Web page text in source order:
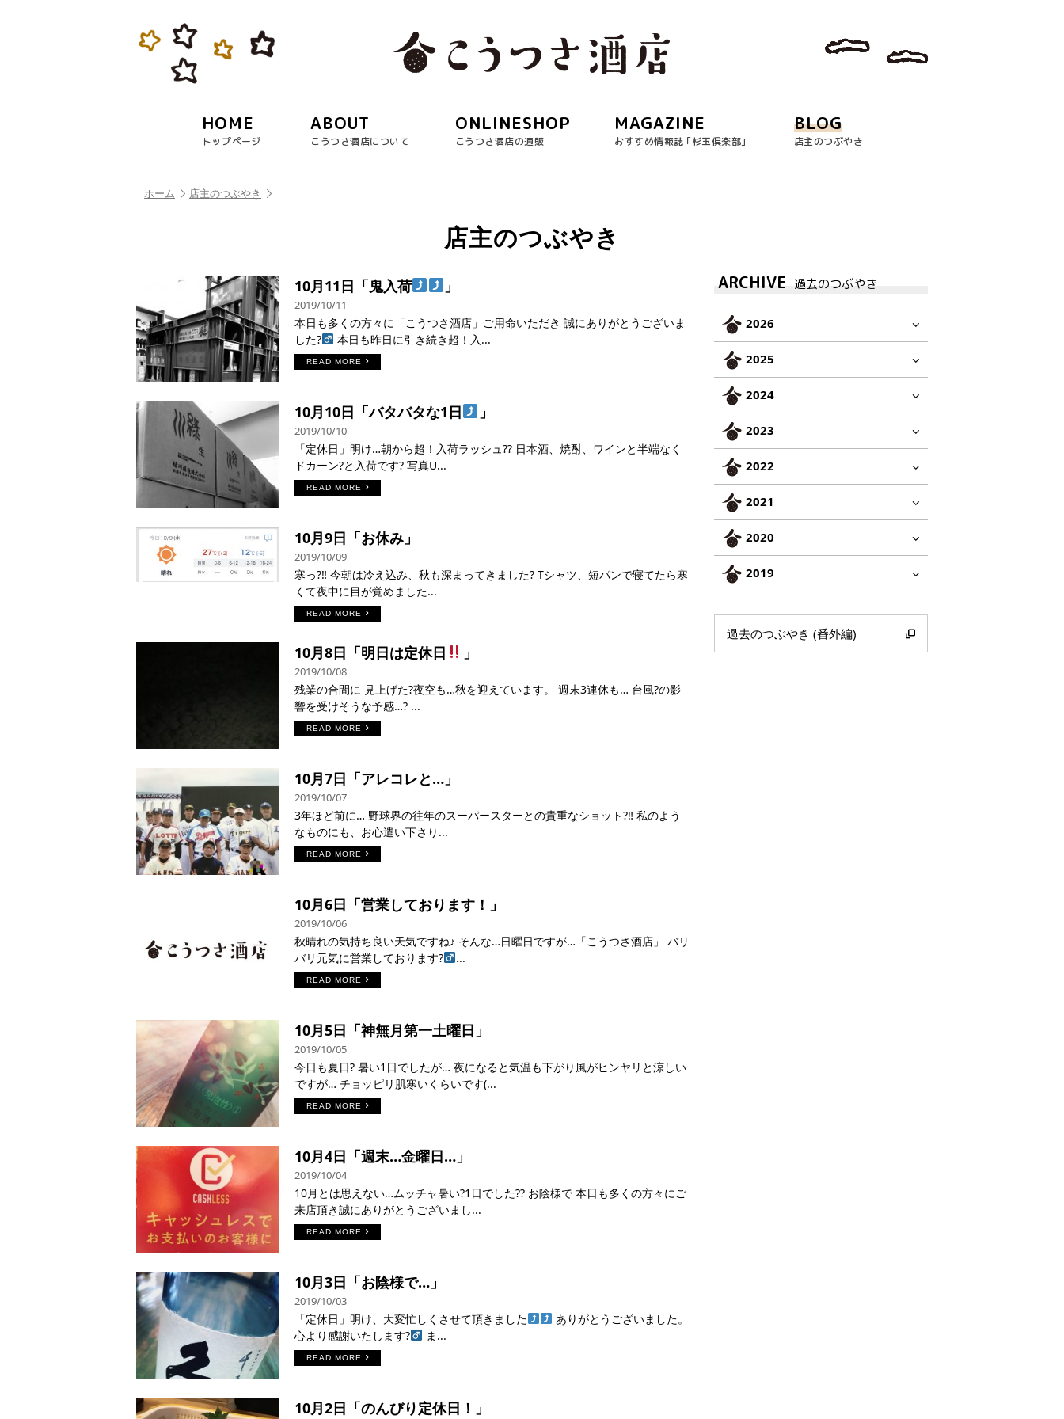
HOME
トップページ
ABOUT
こうつさ酒店について
ONLINESHOP
こうつさ酒店の通販
MAGAZINE
おすすめ情報誌 ｢杉玉倶楽部｣
BLOG
店主のつぶやき
ホーム 店主のつぶやき
店主のつぶやき
10月11日「鬼入荷 」
2019/10/11
本日も多くの方々に「こうつさ酒店」ご用命いただき 誠にありがとうございま
した?‍
本日も昨日に引き続き超！入...
READ MORE
10月10日「バタバタな1日 」
2019/10/10
「定休日」明け…朝から超！入荷ラッシュ?? 日本酒、焼酎、ワインと半端なく
ドカーン?と入荷です? 写真U...
READ MORE
10月9日「お休み」
2019/10/09
寒っ?‼︎ 今朝は冷え込み、秋も深まってきました? Tシャツ、短パンで寝てたら寒
くて夜中に目が覚めました...
READ MORE
10月8日「明日は定休日 」
2019/10/08
残業の合間に 見上げた?夜空も…秋を迎えています。 週末3連休も… 台風?の影
響を受けそうな予感…? ...
READ MORE
10月7日「アレコレと…」
2019/10/07
3年ほど前に… 野球界の往年のスーパースターとの貴重なショット?‼︎ 私のよう
なものにも、お心遣い下さり...
READ MORE
10月6日「営業しております！」
2019/10/06
秋晴れの気持ち良い天気ですね♪ そんな…日曜日ですが…「こうつさ酒店」 バリ
バリ元気に営業しております?‍
...
READ MORE
10月5日「神無月第一土曜日」
2019/10/05
今日も夏日? 暑い1日でしたが… 夜になると気温も下がり風がヒンヤリと涼しい
ですが… チョッピリ肌寒いくらいです(...
READ MORE
10月4日「週末…金曜日…」
2019/10/04
10月とは思えない…ムッチャ暑い?1日でした?? お陰様で 本日も多くの方々にご
来店頂き誠にありがとうございまし...
READ MORE
10月3日「お陰様で…」
2019/10/03
「定休日」明け、大変忙しくさせて頂きました
ありがとうございました。
心より感謝いたします?‍
ま...
READ MORE
10月2日「のんびり定休日！」
ARCHIVE 過去のつぶやき
2026
2025
2024
2023
2022
2021
2020
2019
過去のつぶやき (番外編)